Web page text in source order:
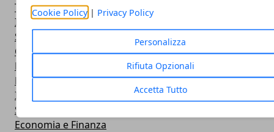
Cookie Policy | Privacy Policy
Personalizza
Rifiuta Opzionali
Accetta Tutto
Turismo
Italia
Salute e Benessere
Casa
Donna
Eventi
Investimenti
Scienza e tecnologia
Economia e Finanza